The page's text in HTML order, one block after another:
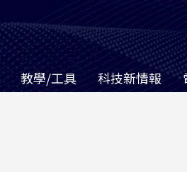
教學/工具 科技新情報